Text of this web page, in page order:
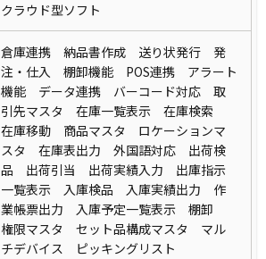
クラウド型ソフト
倉庫連携 納品書作成 送り状発行 発
注・仕入 棚卸機能 POS連携 アラート
機能 データ連携 バーコード対応 取
引先マスタ 在庫一覧表示 在庫検索
在庫移動 商品マスタ ロケーションマ
スタ 在庫表出力 外国語対応 出荷検
品 出荷引当 出荷実績入力 出庫指示
一覧表示 入庫検品 入庫実績出力 作
業帳票出力 入庫予定一覧表示 棚卸
権限マスタ セット品構成マスタ マル
チデバイス ピッキングリスト